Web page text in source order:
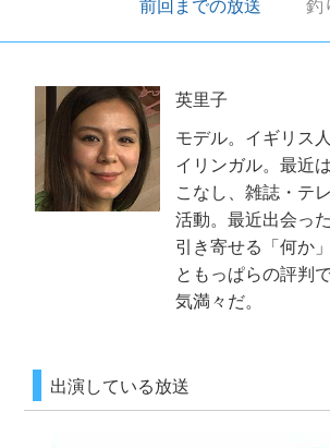
視聴方法
公式SNS
ご意見・ご感想
前回までの放送 釣
英里子
モデル。イギリス
イリンガル。最近
こなし、雑誌・テ
活動。最近出会っ
引き寄せる「何か
ともっぱらの評判
気満々だ。
出演している放送